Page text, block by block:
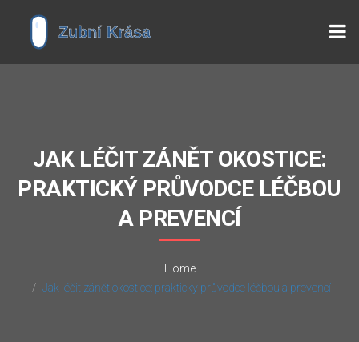
JAK LÉČIT ZÁNĚT OKOSTICE:
PRAKTICKÝ PRŮVODCE LÉČBOU
A PREVENCÍ
Home
Jak léčit zánět okostice: praktický průvodce léčbou a prevencí